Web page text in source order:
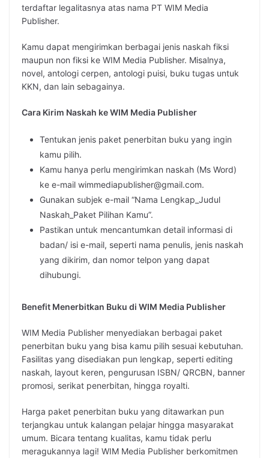
terdaftar legalitasnya atas nama PT WIM Media
Publisher.
Kamu dapat mengirimkan berbagai jenis naskah fiksi
maupun non fiksi ke WIM Media Publisher. Misalnya,
novel, antologi cerpen, antologi puisi, buku tugas untuk
KKN, dan lain sebagainya.
Cara Kirim Naskah ke WIM Media Publisher
Tentukan jenis paket penerbitan buku yang ingin
kamu pilih.
Kamu hanya perlu mengirimkan naskah (Ms Word)
ke e-mail wimmediapublisher@gmail.com.
Gunakan subjek e-mail “Nama Lengkap_Judul
Naskah_Paket Pilihan Kamu”.
Pastikan untuk mencantumkan detail informasi di
badan/ isi e-mail, seperti nama penulis, jenis naskah
yang dikirim, dan nomor telpon yang dapat
dihubungi.
Benefit Menerbitkan Buku di WIM Media Publisher
WIM Media Publisher menyediakan berbagai paket
penerbitan buku yang bisa kamu pilih sesuai kebutuhan.
Fasilitas yang disediakan pun lengkap, seperti editing
naskah, layout keren, pengurusan ISBN/ QRCBN, banner
promosi, serikat penerbitan, hingga royalti.
Harga paket penerbitan buku yang ditawarkan pun
terjangkau untuk kalangan pelajar hingga masyarakat
umum. Bicara tentang kualitas, kamu tidak perlu
meragukannya lagi! WIM Media Publisher berkomitmen